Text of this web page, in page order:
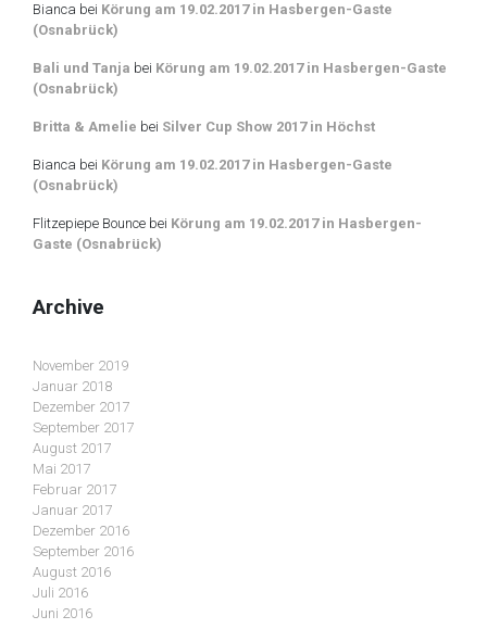
Bianca bei Körung am 19.02.2017 in Hasbergen-Gaste
(Osnabrück)
Bali und Tanja bei Körung am 19.02.2017 in Hasbergen-Gaste
(Osnabrück)
Britta & Amelie bei Silver Cup Show 2017 in Höchst
Bianca bei Körung am 19.02.2017 in Hasbergen-Gaste
(Osnabrück)
Flitzepiepe Bounce bei Körung am 19.02.2017 in Hasbergen-
Gaste (Osnabrück)
Archive
November 2019
Januar 2018
Dezember 2017
September 2017
August 2017
Mai 2017
Februar 2017
Januar 2017
Dezember 2016
September 2016
August 2016
Juli 2016
Juni 2016